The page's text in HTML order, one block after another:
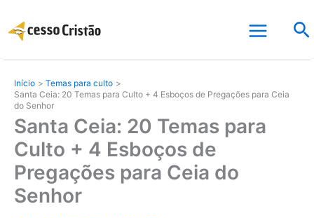
para
conteúdo
Início
Temas para culto
Santa Ceia: 20 Temas para Culto + 4 Esboços de Pregações para Ceia
do Senhor
Santa Ceia: 20 Temas para
Culto + 4 Esboços de
Pregações para Ceia do
Senhor